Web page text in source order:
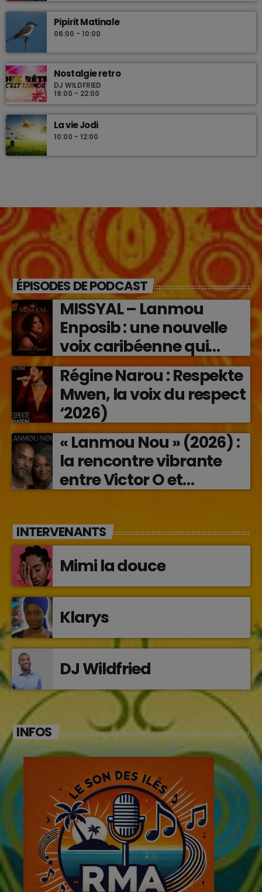
Pipirit Matinale
06:00 - 10:00
Nostalgie retro
DJ WILDFRIED
19:00 - 22:00
La vie Jodi
10:00 - 12:00
ÉPISODES DE PODCAST
MISSYAL – Lanmou
Enposib : une nouvelle
voix caribéenne qui
transforme les émotions
en musique (2026)
Régine Narou : Respekte
Mwen, la voix du respect
‘2026)
« Lanmou Nou » (2026) :
la rencontre vibrante
entre Victor O et
INTERVENANTS
Mimi la douce
Klarys
DJ Wildfried
INFOS